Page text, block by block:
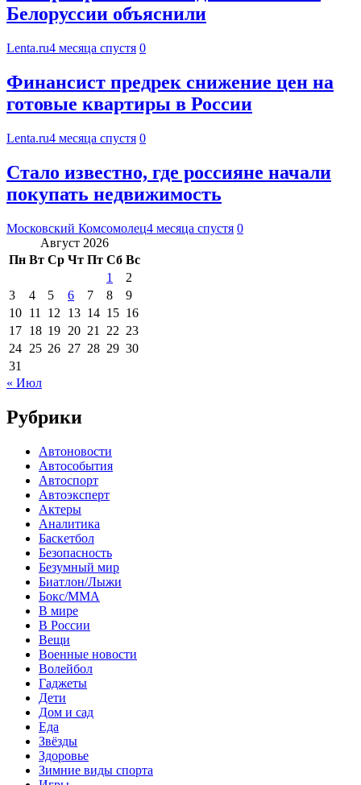
Белоруссии объяснили
Lenta.ru4 месяца спустя 0
Финансист предрек снижение цен на
готовые квартиры в России
Lenta.ru4 месяца спустя 0
Стало известно, где россияне начали
покупать недвижимость
Московский Комсомолец4 месяца спустя 0
Август 2026
Пн Вт Ср Чт Пт Сб Вс
1
2
3
4 5 6 7 8
9
10 11 12 13 14 15 16
17 18 19 20 21 22 23
24 25 26 27 28 29 30
31
« Июл
Рубрики
Автоновости
Автособытия
Автоспорт
Автоэксперт
Актеры
Аналитика
Баскетбол
Безопасность
Безумный мир
Биатлон/Лыжи
Бокс/MMA
В мире
В России
Вещи
Военные новости
Волейбол
Гаджеты
Дети
Дом и сад
Еда
Звёзды
Здоровье
Зимние виды спорта